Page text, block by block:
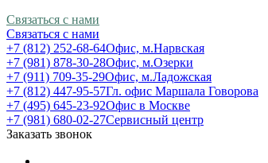
Связаться с нами
Связаться с нами
+7 (812) 252-68-64Офис, м.Нарвская
+7 (981) 878-30-28Офис, м.Озерки
+7 (911) 709-35-29Офис, м.Ладожская
+7 (812) 447-95-57Гл. офис Маршала Говорова
+7 (495) 645-23-92Офис в Москве
+7 (981) 680-02-27Сервисный центр
Заказать звонок